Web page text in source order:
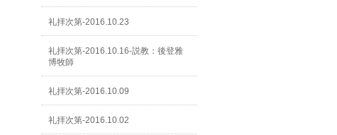
礼拝次第-2016.10.23
礼拝次第-2016.10.16-説教：後登雅
博牧師
礼拝次第-2016.10.09
礼拝次第-2016.10.02